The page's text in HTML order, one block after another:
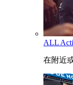
ALL
在附近